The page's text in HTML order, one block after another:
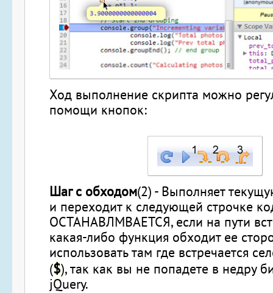
Ход выполнение скрипта можно
помощи кнопок:
Шаг с обходом(2) - Выполняет
и переходит к следующей строчке
ОСТАНАВЛМВАЕТСЯ, если на пути
какая-либо функция обходит ее
использовать там где встречается
($), так как вы не попадете в недру
jQuery.